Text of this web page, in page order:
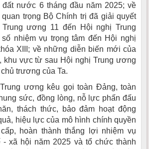
đất nước 6 tháng đầu năm 2025; về
trọng Bộ Chính trị đã giải quyết
ương 11 đến Hội nghị Trung
nhiệm vụ trọng tâm đến Hội nghị
XIII; về những diễn biến mới của
khu vực từ sau Hội nghị Trung ương
trương của Ta.
ương kêu gọi toàn Đảng, toàn
sức, đồng lòng, nỗ lực phấn đấu
thách thức, bảo đảm hoạt động
hiệu lực của mô hình chính quyền
hoàn thành thắng lợi nhiệm vụ
- xã hội năm 2025 và tổ chức thành